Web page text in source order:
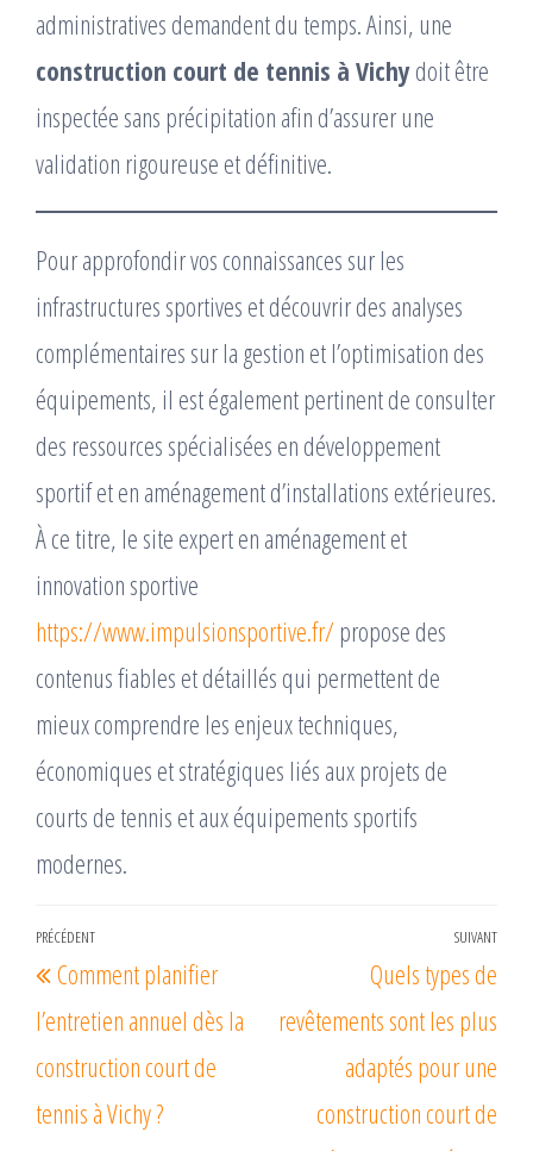
administratives demandent du temps. Ainsi, une
construction court de tennis à Vichydoit être
inspectée sans précipitation afin d’assurer une
validation rigoureuse et définitive.
Pour approfondir vos connaissances sur les
infrastructures sportives et découvrir des analyses
complémentaires sur la gestion et l’optimisation des
équipements, il est également pertinent de consulter
des ressources spécialisées en développement
sportif et en aménagement d’installations extérieures.
À ce titre, le site expert en aménagement et
innovation sportive
https://www.impulsionsportive.fr/ propose des
contenus fiables et détaillés qui permettent de
mieux comprendre les enjeux techniques,
économiques et stratégiques liés aux projets de
courts de tennis et aux équipements sportifs
modernes.
Navigation
de
l’article
Article
précédent
PRÉCÉDENT
Comment planifier
l’entretien annuel dès la
construction court de
tennis à Vichy ?
SUIVANT
Quels types de
revêtements sont les plus
adaptés pour une
construction court de